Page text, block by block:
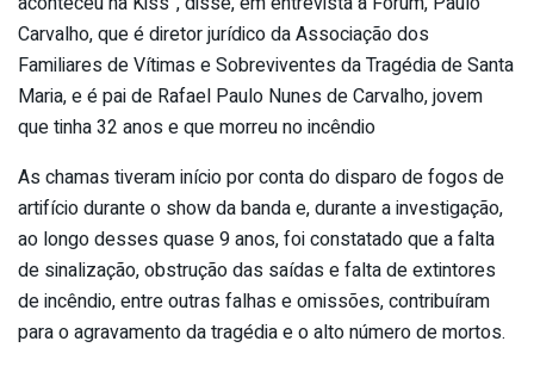
Carvalho, que é diretor jurídico da Associação dos
Familiares de Vítimas e Sobreviventes da Tragédia de Santa
Maria, e é pai de Rafael Paulo Nunes de Carvalho, jovem
que tinha 32 anos e que morreu no incêndio
As chamas tiveram início por conta do disparo de fogos de
artifício durante o show da banda e, durante a investigação,
ao longo desses quase 9 anos, foi constatado que a falta
de sinalização, obstrução das saídas e falta de extintores
de incêndio, entre outras falhas e omissões, contribuíram
para o agravamento da tragédia e o alto número de mortos.